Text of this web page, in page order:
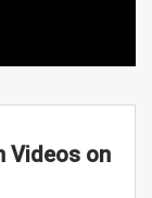
Videos on